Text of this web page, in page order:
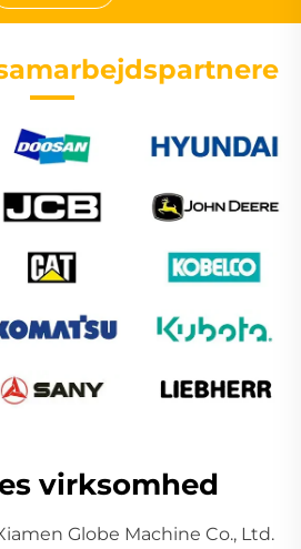
virksomhed
Globe Machine Co., Ltd.